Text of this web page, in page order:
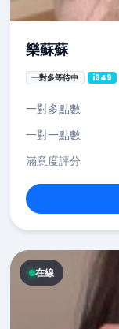
樂蘇蘇
一對多等待中 i349
一對多點數
一對一點數
滿意度評分
在線